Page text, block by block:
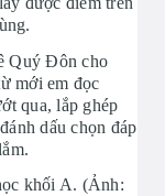
Quý Đôn cho
mới em đọc
qua, lắp ghép
dấu chọn đáp